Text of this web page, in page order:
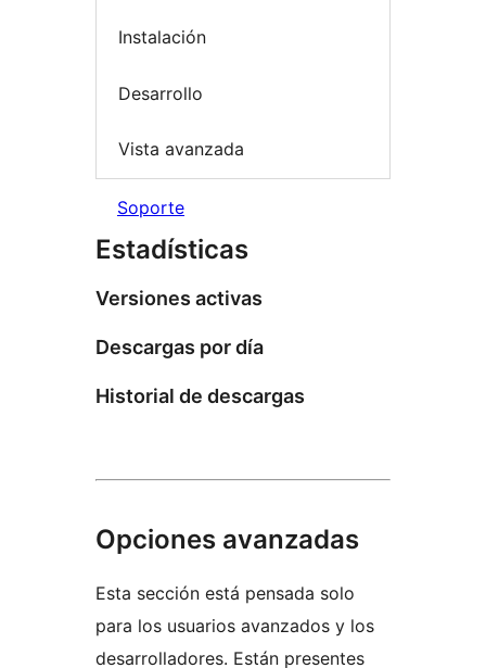
Instalación
Desarrollo
Vista avanzada
Soporte
Estadísticas
Versiones activas
Descargas por día
Historial de descargas
Opciones avanzadas
Esta sección está pensada solo
para los usuarios avanzados y los
desarrolladores. Están presentes